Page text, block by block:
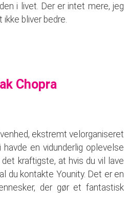
i livet. Der er intet mere, jeg
bliver bedre.
Chopra
ekstremt velorganiseret
en vidunderlig oplevelse
kraftigste, at hvis du vil lave
du kontakte Younity. Det er en
der gør et fantastisk